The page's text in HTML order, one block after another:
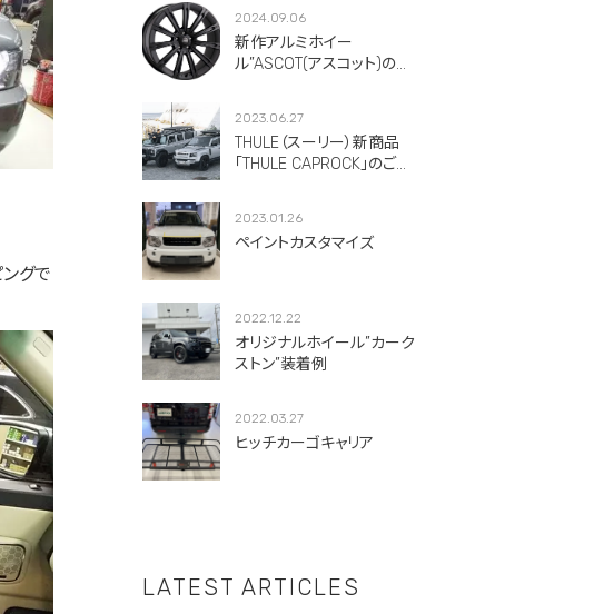
グで
2024.09.06
新作アルミホイー
ル”ASCOT(アスコット)のご
2023.06.27
THULE（スーリー）新商品
「THULE CAPROCK」のご紹
2023.01.26
ペイントカスタマイズ
2022.12.22
オリジナルホイール”カーク
ストン”装着例
2022.03.27
ヒッチカーゴキャリア
LATEST ARTICLES